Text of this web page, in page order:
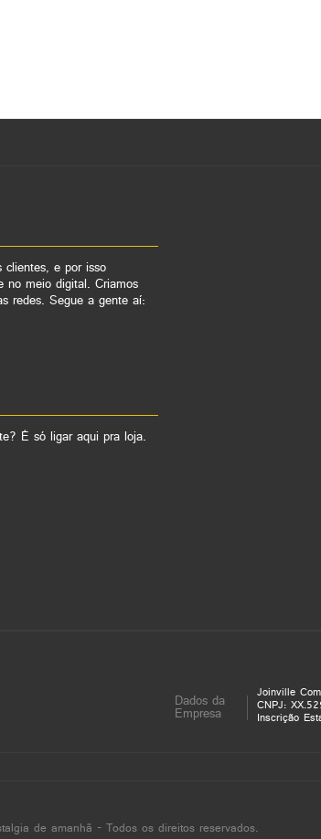
clientes, e por isso
no meio digital. Criamos
redes. Segue a gente aí:
É só ligar aqui pra loja.
Dados da
Empresa
Joinville
CNPJ:
Inscrição
de amanhã - Todos os direitos reservados.